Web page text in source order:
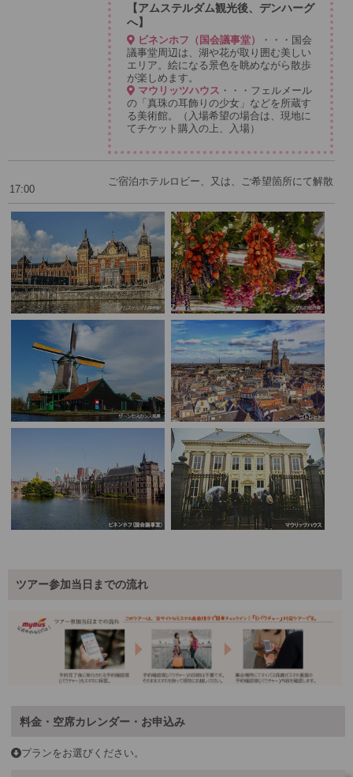
【アムステルダム観光後、デンハーグ
へ】
ビネンホフ（国会議事堂）
・・・国会
議事堂周辺は、湖や花が取り囲む美しい
エリア。絵になる景色を眺めながら散歩
が楽しめます。
マウリッツハウス ・・・フェルメール
の「真珠の耳飾りの少女」などを所蔵す
る美術館。（入場希望の場合は、現地に
てチケット購入の上、入場）
17:00
ご宿泊ホテルロビー、又は、ご希望箇所にて解散
ツアー参加当日までの流れ
料金・空席カレンダー・お申込み
プランをお選びください。